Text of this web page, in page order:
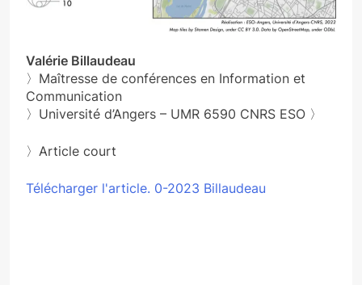
Valérie Billaudeau
〉Maîtresse de conférences en Information et
Communication
〉Université d’Angers – UMR 6590 CNRS ESO 〉
〉Article court
Télécharger l'article. 0-2023 Billaudeau